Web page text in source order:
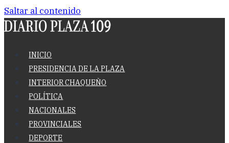
Saltar al contenido
INICIO
PRESIDENCIA DE LA PLAZA
INTERIOR CHAQUEÑO
POLÍTICA
NACIONALES
PROVINCIALES
DEPORTE